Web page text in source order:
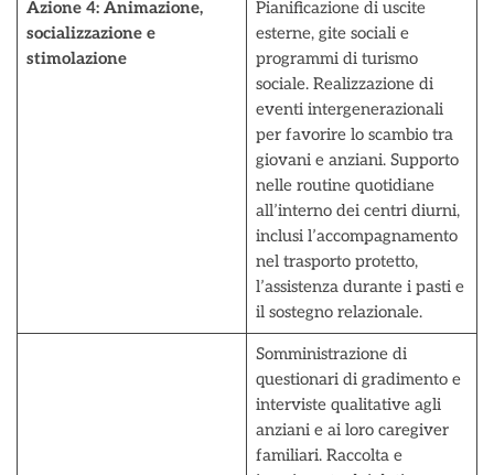
Azione 4: Animazione,
socializzazione e
stimolazione
Pianificazione di uscite
esterne, gite sociali e
programmi di turismo
sociale. Realizzazione di
eventi intergenerazionali
per favorire lo scambio tra
giovani e anziani. Supporto
nelle routine quotidiane
all’interno dei centri diurni,
inclusi l’accompagnamento
nel trasporto protetto,
l’assistenza durante i pasti e
il sostegno relazionale.
Somministrazione di
questionari di gradimento e
interviste qualitative agli
anziani e ai loro caregiver
familiari. Raccolta e